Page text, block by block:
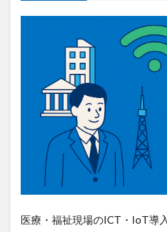
医療・福祉現場のICT・IoT導